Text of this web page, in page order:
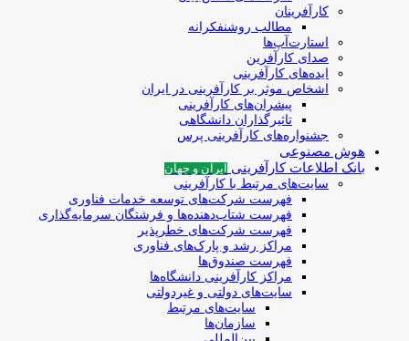
کارآفرینان
مطالب روشنفکرانه
استارت‌آپ‌ها
صدای کارآفرین
ایده‌های کارآفرینی
اشخاص موثر بر کارآفرینی در ایران
پیشران‌های کارآفرینی
تاثیرگذاران دانشگاهی
جشنواره‌های کارآفرینی‌ پرس
هوش مصنوعی
بانک اطلاعات کارآفرینی
ایران و جهان
سایت‌های مرتبط با کارآفرینی
فهرست شرکت‌های‌‌ توسعه‌ خدمات فناوری
فهرست شتاب‌دهنده‌ها‌ و فرشتگان‌ سرمایه‌گذاری
فهرست شرکت‌های خطرپذیر
مراکز رشد و پارک‌های فناوری
فهرست صندوق‌ها
مراکز کارآفرینی دانشگاه‌ها
سایت‌های دولتی و غیردولتی
سایت‌های مرتبط
سازمان‌ها